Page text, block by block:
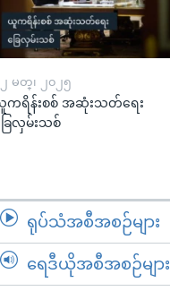
မတ္၊ ၂၀၂၅
ကရိန်းစစ် အဆုံးသတ်ရေး
ေလှမ်းသစ်
ရုပ်သံအစီအစဉ်များ
ရေဒီယိုအစီအစဉ်များ